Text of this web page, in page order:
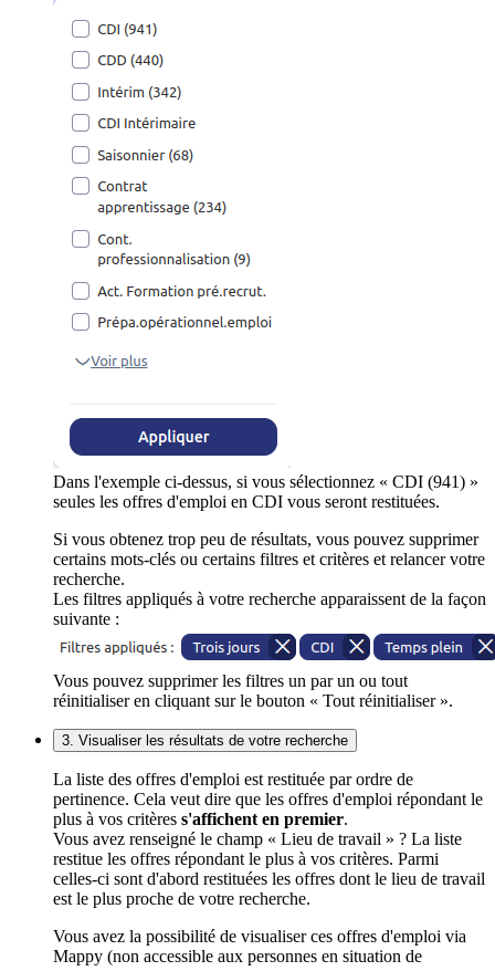
Dans l'exemple ci-dessus, si vous sélectionnez « CDI (941) »
seules les offres d'emploi en CDI vous seront restituées.
Si vous obtenez trop peu de résultats, vous pouvez supprimer
certains mots-clés ou certains filtres et critères et relancer votre
recherche.
Les filtres appliqués à votre recherche apparaissent de la façon
suivante :
Vous pouvez supprimer les filtres un par un ou tout
réinitialiser en cliquant sur le bouton « Tout réinitialiser ».
3. Visualiser les résultats de votre recherche
La liste des offres d'emploi est restituée par ordre de
pertinence. Cela veut dire que les offres d'emploi répondant le
plus à vos critères s'affichent en premier.
Vous avez renseigné le champ « Lieu de travail » ? La liste
restitue les offres répondant le plus à vos critères. Parmi
celles-ci sont d'abord restituées les offres dont le lieu de travail
est le plus proche de votre recherche.
Vous avez la possibilité de visualiser ces offres d'emploi via
Mappy (non accessible aux personnes en situation de